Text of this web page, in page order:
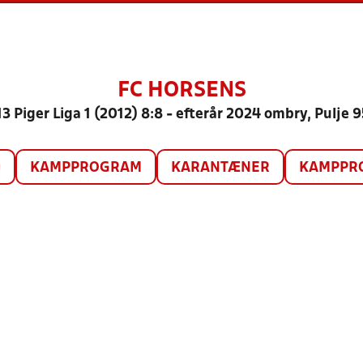
FC HORSENS
Piger Liga 1 (2012) 8:8 - efterår 2024 ombry, Pulje
KAMPPROGRAM KARANTÆNER